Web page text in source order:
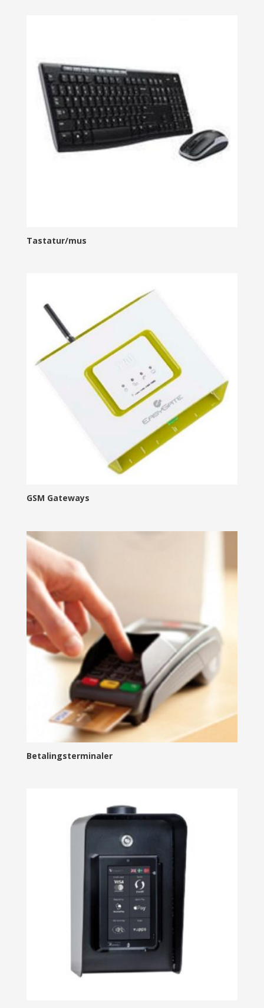
Tastatur/mus
GSM Gateways
Betalingsterminaler